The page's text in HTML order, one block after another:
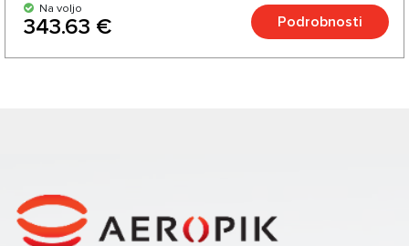
Na voljo
343.63 € Podrobnosti